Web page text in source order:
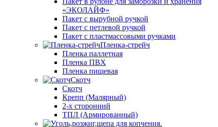
«ЭКОЛАЙФ»
Пакет с вырубной ручкой
Пакет с петлевой ручкой
Пакет с пластмассовыми ручками
Пленка-стрейч
Пленка паллетная
Пленка ПВХ
Пленка пищевая
Скотч
Скотч
Крепп (Малярный)
2-х сторонний
ТПЛ (Армированный)